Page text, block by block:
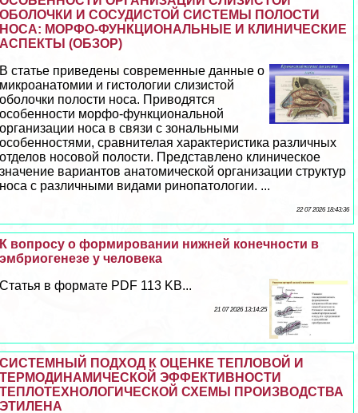
ОБОЛОЧКИ И СОСУДИСТОЙ СИСТЕМЫ ПОЛОСТИ
НОСА: МОРФО-ФУНКЦИОНАЛЬНЫЕ И КЛИНИЧЕСКИЕ
АСПЕКТЫ (ОБЗОР)
В статье приведены современные данные о
микроанатомии и гистологии слизистой
оболочки полости носа. Приводятся
особенности морфо-функциональной
организации носа в связи с зональными
особенностями, сравнителая хаpaктеристика различных
отделов носовой полости. Представлено клиническое
значение вариантов анатомической организации структур
носа с различными видами ринопатологии. ...
22 07 2026 18:43:36
К вопросу о формировании нижней конечности в
эмбриогенезе у человека
Статья в формате PDF 113 KB...
21 07 2026 13:14:25
СИСТЕМНЫЙ ПОДХОД К ОЦЕНКЕ ТЕПЛОВОЙ И
ТЕРМОДИНАМИЧЕСКОЙ ЭФФЕКТИВНОСТИ
ТЕПЛОТЕХНОЛОГИЧЕСКОЙ СХЕМЫ ПРОИЗВОДСТВА
ЭТИЛЕНА